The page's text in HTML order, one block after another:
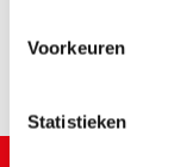
Voorkeuren
Statistieken